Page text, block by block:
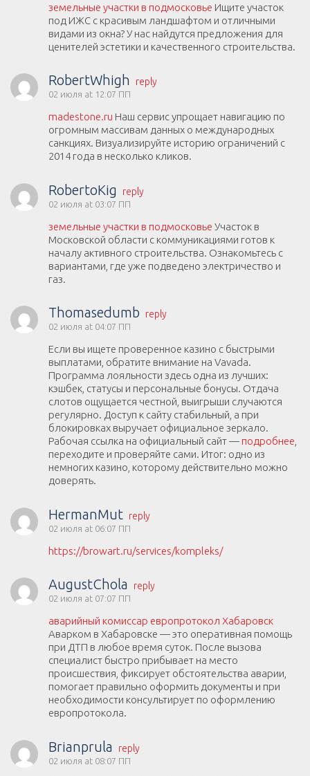
земельные участки в подмосковье Ищите участок
под ИЖС с красивым ландшафтом и отличными
видами из окна? У нас найдутся предложения для
ценителей эстетики и качественного строительства.
RobertWhigh reply
02 июля at 12:07 ПП
madestone.ru Наш сервис упрощает навигацию по
огромным массивам данных о международных
санкциях. Визуализируйте историю ограничений с
2014 года в несколько кликов.
RobertoKig reply
02 июля at 03:07 ПП
земельные участки в подмосковье Участок в
Московской области с коммуникациями готов к
началу активного строительства. Ознакомьтесь с
вариантами, где уже подведено электричество и
газ.
Thomasedumb reply
02 июля at 04:07 ПП
Если вы ищете проверенное казино с быстрыми
выплатами, обратите внимание на Vavada.
Программа лояльности здесь одна из лучших:
кэшбек, статусы и персональные бонусы. Отдача
слотов ощущается честной, выигрыши случаются
регулярно. Доступ к сайту стабильный, а при
блокировках выручает официальное зеркало.
Рабочая ссылка на официальный сайт —подробнее
переходите и проверяйте сами. Итог: одно из
немногих казино, которому действительно можно
доверять.
HermanMut reply
02 июля at 06:07 ПП
https://browart.ru/services/kompleks/
AugustChola reply
02 июля at 07:07 ПП
аварийный комиссар европротокол Хабаровск
Аварком в Хабаровске — это оперативная помощь
при ДТП в любое время суток. После вызова
специалист быстро прибывает на место
происшествия, фиксирует обстоятельства аварии,
помогает правильно оформить документы и при
необходимости консультирует по оформлению
европротокола.
Brianprula reply
02 июля at 08:07 ПП